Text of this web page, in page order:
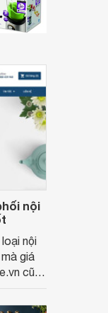
nội
nội
giá
cũng